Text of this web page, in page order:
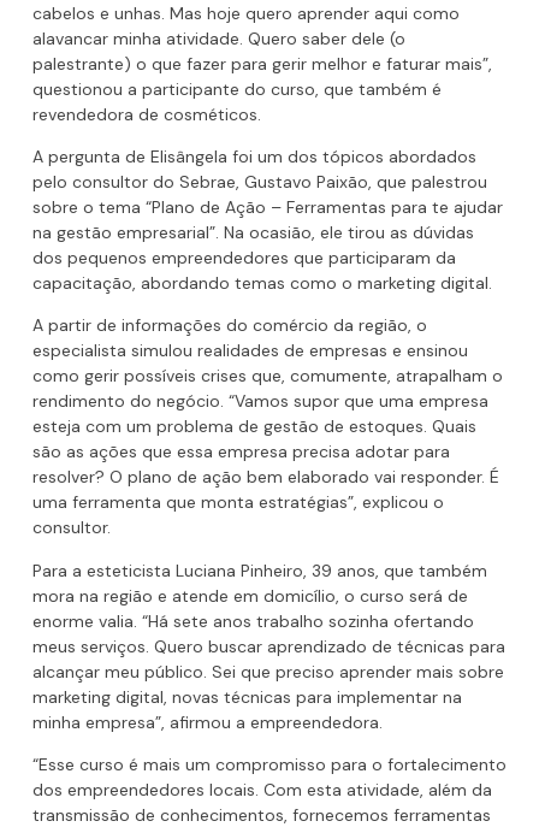
cabelos e unhas. Mas hoje quero aprender aqui como
alavancar minha atividade. Quero saber dele (o
palestrante) o que fazer para gerir melhor e faturar mais”,
questionou a participante do curso, que também é
revendedora de cosméticos.
A pergunta de Elisângela foi um dos tópicos abordados
pelo consultor do Sebrae, Gustavo Paixão, que palestrou
sobre o tema “Plano de Ação – Ferramentas para te ajudar
na gestão empresarial”. Na ocasião, ele tirou as dúvidas
dos pequenos empreendedores que participaram da
capacitação, abordando temas como o marketing digital.
A partir de informações do comércio da região, o
especialista simulou realidades de empresas e ensinou
como gerir possíveis crises que, comumente, atrapalham o
rendimento do negócio. “Vamos supor que uma empresa
esteja com um problema de gestão de estoques. Quais
são as ações que essa empresa precisa adotar para
resolver? O plano de ação bem elaborado vai responder. É
uma ferramenta que monta estratégias”, explicou o
consultor.
Para a esteticista Luciana Pinheiro, 39 anos, que também
mora na região e atende em domicílio, o curso será de
enorme valia. “Há sete anos trabalho sozinha ofertando
meus serviços. Quero buscar aprendizado de técnicas para
alcançar meu público. Sei que preciso aprender mais sobre
marketing digital, novas técnicas para implementar na
minha empresa”, afirmou a empreendedora.
“Esse curso é mais um compromisso para o fortalecimento
dos empreendedores locais. Com esta atividade, além da
transmissão de conhecimentos, fornecemos ferramentas